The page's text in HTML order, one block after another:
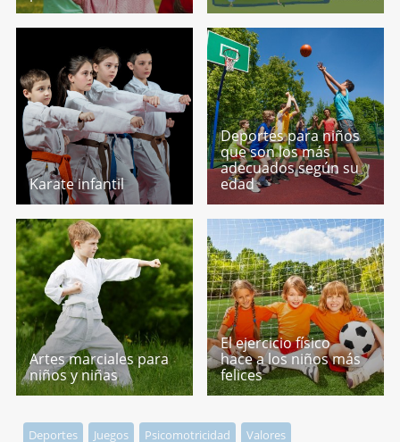
Karate infantil
Deportes para niños
que son los más
adecuados según su
edad
Artes marciales para
niños y niñas
El ejercicio físico
hace a los niños más
felices
Deportes Juegos Psicomotricidad Valores